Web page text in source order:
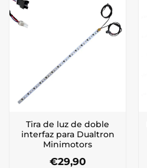
Tira de luz de doble
interfaz para Dualtron
Minimotors
€29,90